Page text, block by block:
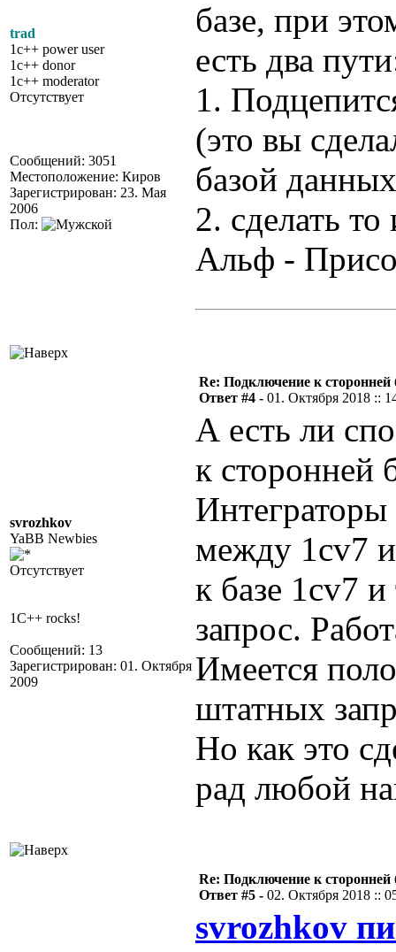
trad
1c++ power user
1c++ donor
1c++ moderator
Отсутствует
Сообщений: 3051
Местоположение: Киров
Зарегистрирован: 23. Мая
2006
Пол:
базе, при
есть два
1.
(это вы
базой
2. сделать
Альф -
svrozhkov
YaBB Newbies
Отсутствует
1C++ rocks!
Сообщений: 13
Зарегистрирован: 01. Октября
2009
Re: Подключение к сторонней
Ответ #4 - 01. Октября 2018 ::
А есть ли
к сторонней
между 1cv7
к базе 1cv7
запрос.
Имеется
штатных
Но как это
рад любой
Re: Подключение к сторонней
Ответ #5 - 02. Октября 2018 ::
svrozhkov